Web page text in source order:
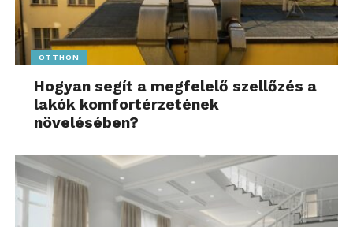
OTTHON
Hogyan segít a megfelelő szellőzés a
lakók komfortérzetének
növelésében?